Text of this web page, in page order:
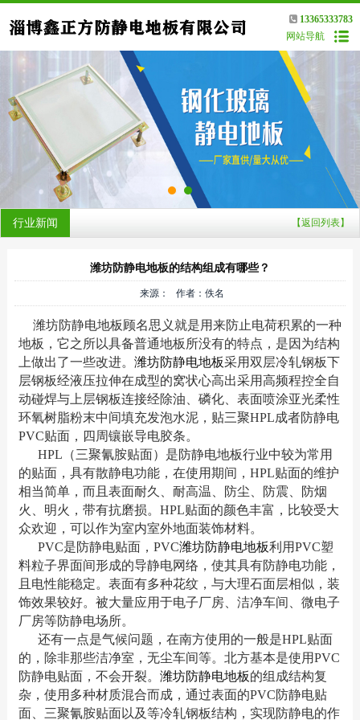
13365333783
网站导航
行业新闻 【返回列表】
潍坊防静电地板的结构组成有哪些？
来源： 作者：佚名
潍坊防静电地板顾名思义就是用来防止电荷积累的一种
地板，它之所以具备普通地板所没有的特点，是因为结构
上做出了一些改进。 潍坊防静电地板采用双层冷轧钢板下
层钢板经液压拉伸在成型的窝状心高出采用高频程控全自
动碰焊与上层钢板连接经除油、磷化、表面喷涂亚光柔性
环氧树脂粉末中间填充发泡水泥，贴三聚HPL成者防静电
PVC贴面，四周镶嵌导电胶条。
HPL（三聚氰胺贴面）是防静电地板行业中较为常用
的贴面，具有散静电功能，在使用期间，HPL贴面的维护
相当简单，而且表面耐久、耐高温、防尘、防震、防烟
火、明火，带有抗磨损。HPL贴面的颜色丰富，比较受大
众欢迎，可以作为室内室外地面装饰材料。
PVC是防静电贴面，PVC潍坊防静电地板利用PVC塑
料粒子界面间形成的导静电网络，使其具有防静电功能，
且电性能稳定。表面有多种花纹，与大理石面层相似，装
饰效果较好。被大量应用于电子厂房、洁净车间、微电子
厂房等防静电场所。
还有一点是气候问题，在南方使用的一般是HPL贴面
的，除非那些洁净室，无尘车间等。北方基本是使用PVC
防静电贴面，不会开裂。 潍坊防静电地板的组成结构复
杂，使用多种材质混合而成，通过表面的PVC防静电贴
面、三聚氰胺贴面以及等冷轧钢板结构，实现防静电的作